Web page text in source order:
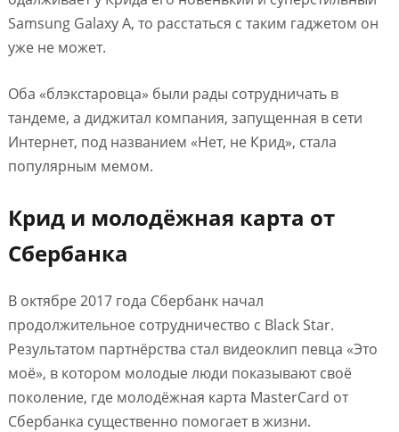
Samsung Galaxy A, то расстаться с таким гаджетом он
уже не может.
Оба «блэкстаровца» были рады сотрудничать в
тандеме, а диджитал компания, запущенная в сети
Интернет, под названием «Нет, не Крид», стала
популярным мемом.
Крид и молодёжная карта от
Сбербанка
В октябре 2017 года Сбербанк начал
продолжительное сотрудничество с Black Star.
Результатом партнёрства стал видеоклип певца «Это
моё», в котором молодые люди показывают своё
поколение, где молодёжная карта MasterCard от
Сбербанка существенно помогает в жизни.